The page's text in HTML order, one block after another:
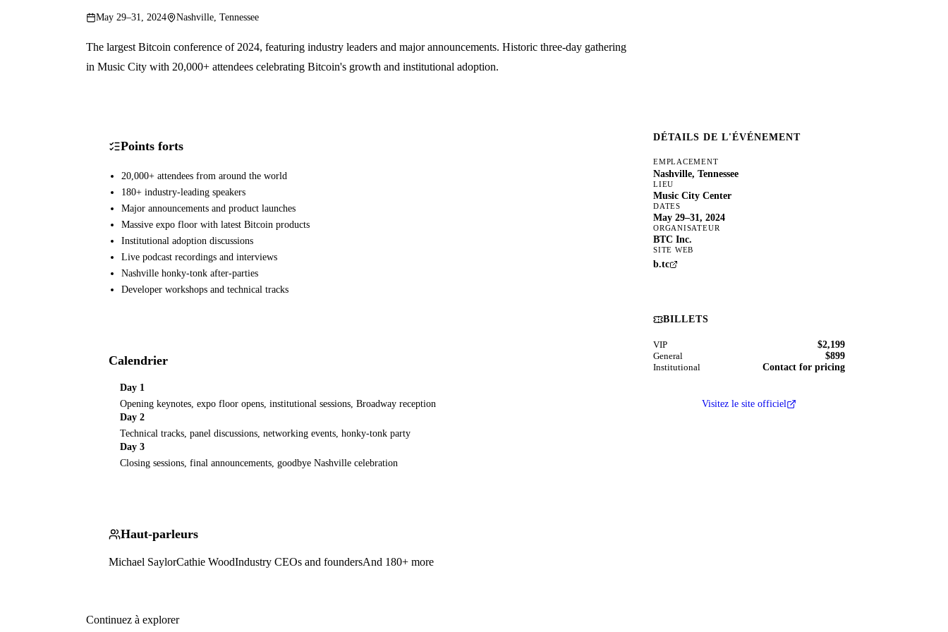
May 29–31, 2024 Nashville, Tennessee
The largest Bitcoin conference of 2024, featuring industry leaders and major announcements. Historic three-day gathering
in Music City with 20,000+ attendees celebrating Bitcoin's growth and institutional adoption.
Points forts
20,000+ attendees from around the world
180+ industry-leading speakers
Major announcements and product launches
Massive expo floor with latest Bitcoin products
Institutional adoption discussions
Live podcast recordings and interviews
Nashville honky-tonk after-parties
Developer workshops and technical tracks
Calendrier
Day 1
Opening keynotes, expo floor opens, institutional sessions, Broadway reception
Day 2
Technical tracks, panel discussions, networking events, honky-tonk party
Day 3
Closing sessions, final announcements, goodbye Nashville celebration
Haut-parleurs
Michael SaylorCathie WoodIndustry CEOs and foundersAnd 180+ more
DÉTAILS DE L'ÉVÉNEMENT
EMPLACEMENT
Nashville, Tennessee
LIEU
Music City Center
DATES
May 29–31, 2024
ORGANISATEUR
BTC Inc.
SITE WEB
b.tc
BILLETS
VIP $2,199
General $899
Institutional Contact for pricing
Visitez le site officiel
Continuez à explorer